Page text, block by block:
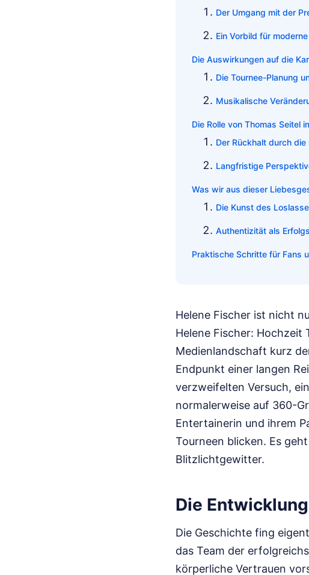
Der Umgang mit der
Ein Vorbild für
Die Auswirkungen auf die
Die Tournee-Planung
Musikalische
Die Rolle von Thomas Seitel
Der Rückhalt durch die
Langfristige
Was wir aus dieser
Die Kunst des
Authentizität als
Praktische Schritte für Fans
Helene Fischer ist nicht
Helene Fischer: Hochzeit
Medienlandschaft kurz
Endpunkt einer langen
verzweifelten Versuch,
normalerweise auf 360-
Entertainerin und ihrem
Tourneen blicken. Es
Blitzlichtgewitter.
Die
Die Geschichte fing
das Team der
körperliche Vertrauen